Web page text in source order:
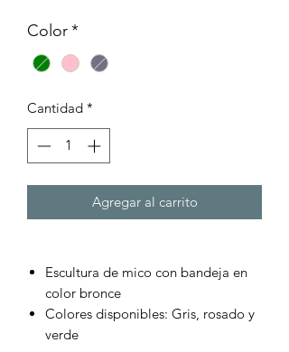
Color*
Cantidad *
Agregar al carrito
Escultura de mico con bandeja en
color bronce
Colores disponibles: Gris, rosado y
verde